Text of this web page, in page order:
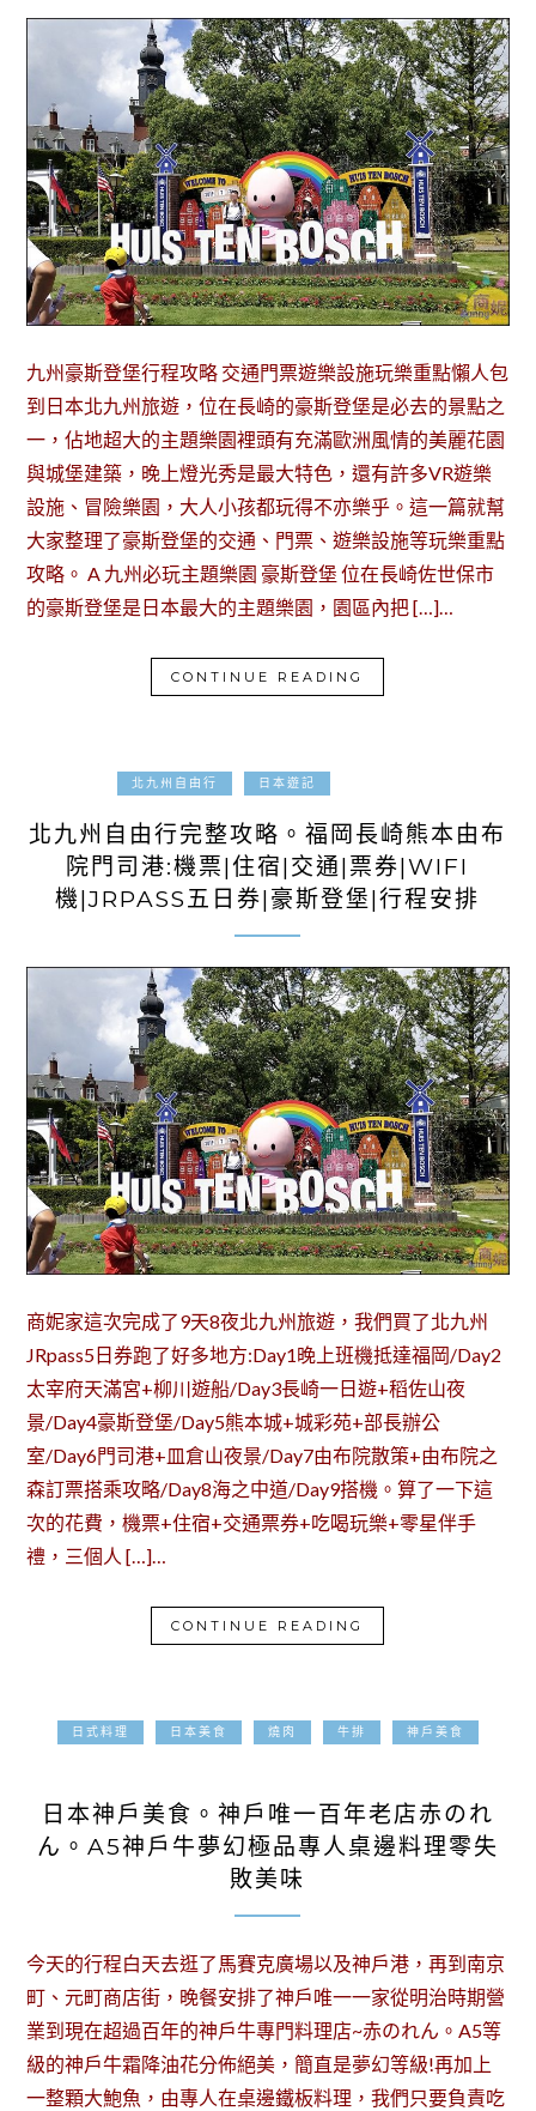
九州豪斯登堡行程攻略 交通門票遊樂設施玩樂重點懶人包
到日本北九州旅遊，位在長崎的豪斯登堡是必去的景點之
一，佔地超大的主題樂園裡頭有充滿歐洲風情的美麗花園
與城堡建築，晚上燈光秀是最大特色，還有許多VR遊樂
設施、冒險樂園，大人小孩都玩得不亦樂乎。這一篇就幫
大家整理了豪斯登堡的交通、門票、遊樂設施等玩樂重點
攻略。 A 九州必玩主題樂園 豪斯登堡 位在長崎佐世保市
的豪斯登堡是日本最大的主題樂園，園區內把 […]…
CONTINUE READING
北九州自由行 日本遊記
北九州自由行完整攻略。福岡長崎熊本由布
院門司港:機票|住宿|交通|票券|WIFI
機|JRPASS五日券|豪斯登堡|行程安排
商妮家這次完成了9天8夜北九州旅遊，我們買了北九州
JRpass5日券跑了好多地方:Day1晚上班機抵達福岡/Day2
太宰府天滿宮+柳川遊船/Day3長崎一日遊+稻佐山夜
景/Day4豪斯登堡/Day5熊本城+城彩苑+部長辦公
室/Day6門司港+皿倉山夜景/Day7由布院散策+由布院之
森訂票搭乘攻略/Day8海之中道/Day9搭機。算了一下這
次的花費，機票+住宿+交通票券+吃喝玩樂+零星伴手
禮，三個人 […]…
CONTINUE READING
日式料理 日本美食 燒肉 牛排 神戶美食
日本神戶美食。神戶唯一百年老店赤のれ
ん。A5神戶牛夢幻極品專人桌邊料理零失
敗美味
今天的行程白天去逛了馬賽克廣場以及神戶港，再到南京
町、元町商店街，晚餐安排了神戶唯一一家從明治時期營
業到現在超過百年的神戶牛專門料理店~赤のれん。A5等
級的神戶牛霜降油花分佈絕美，簡直是夢幻等級!再加上
一整顆大鮑魚，由專人在桌邊鐵板料理，我們只要負責吃